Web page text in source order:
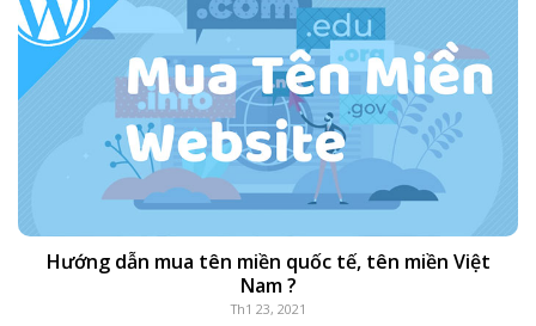
Hướng dẫn mua tên miền quốc tế, tên miền Việt
Nam ?
Th1 23, 2021